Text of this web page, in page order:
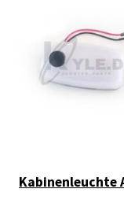
Kabinenleuchte